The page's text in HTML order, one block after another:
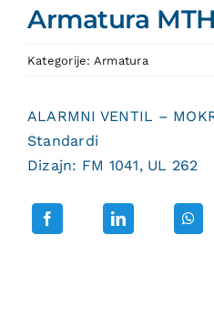
Armatura
Kategorije: Armatura
ALARMNI VENTIL –
Standardi
Dizajn: FM 1041, UL 262